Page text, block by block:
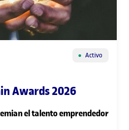
Activo
Awards 2026
el talento emprendedor